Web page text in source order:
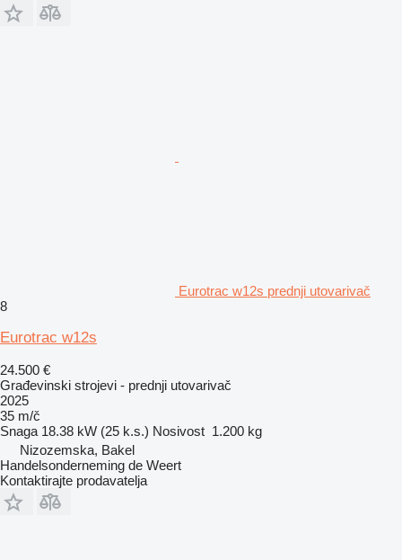
Eurotrac w12s prednji utovarivač
8
Eurotrac w12s
24.500 €
Građevinski strojevi - prednji utovarivač
2025
35 m/č
Snaga 18.38 kW (25 k.s.) Nosivost 1.200 kg
Nizozemska, Bakel
Handelsonderneming de Weert
Kontaktirajte prodavatelja